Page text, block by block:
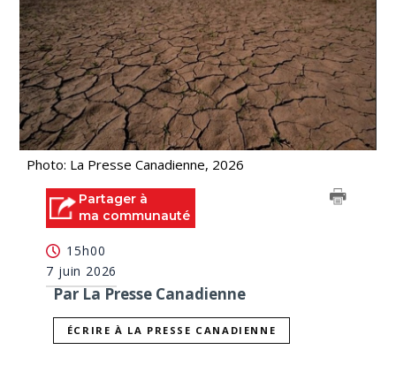
Photo: La Presse Canadienne, 2026
Partager à
ma communauté
15h00
7 juin 2026
Par La Presse Canadienne
ÉCRIRE À LA PRESSE CANADIENNE